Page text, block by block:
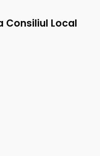
Consiliul Local